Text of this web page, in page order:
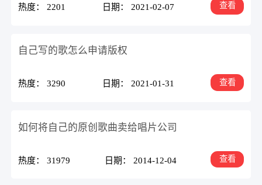
热度： 2201 日期： 2021-02-07 查看
自己写的歌怎么申请版权
热度： 3290 日期： 2021-01-31 查看
如何将自己的原创歌曲卖给唱片公司
热度： 31979 日期： 2014-12-04 查看